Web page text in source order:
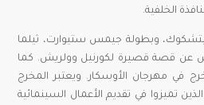
الخلفية.
هيتشكوك، وبطولة جيمس ستيوارت، ثيلما
عن قصة قصيرة لكورنيل وولريش. كما
في مهرجان الأوسكار. ويعتبر المخرج
تميزوا في تقديم الأعمال السينمائية